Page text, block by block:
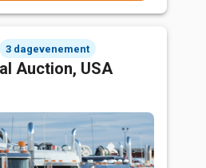
3 dagevenement
Auction, USA